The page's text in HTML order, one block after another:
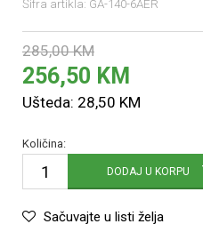
Šifra artikla: GA-140-6AER
285,00 KM
256,50 KM
Ušteda: 28,50 KM
Količina:
DODAJ U KORPU
Sačuvajte u listi želja